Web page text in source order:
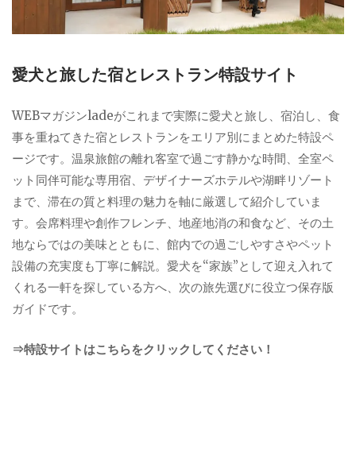
愛犬と旅した宿とレストラン特設サイト
WEBマガジンladeがこれまで実際に愛犬と旅し、宿泊し、食
事を重ねてきた宿とレストランをエリア別にまとめた特設ペ
ージです。温泉旅館の離れ客室で過ごす静かな時間、全室ペ
ット同伴可能な専用宿、デザイナーズホテルや湖畔リゾート
まで、滞在の質と料理の魅力を軸に厳選して紹介していま
す。会席料理や創作フレンチ、地産地消の和食など、その土
地ならではの美味とともに、館内での過ごしやすさやペット
設備の充実度も丁寧に解説。愛犬を“家族”として迎え入れて
くれる一軒を探している方へ、次の旅先選びに役立つ保存版
ガイドです。
⇒特設サイトはこちらをクリックしてください！